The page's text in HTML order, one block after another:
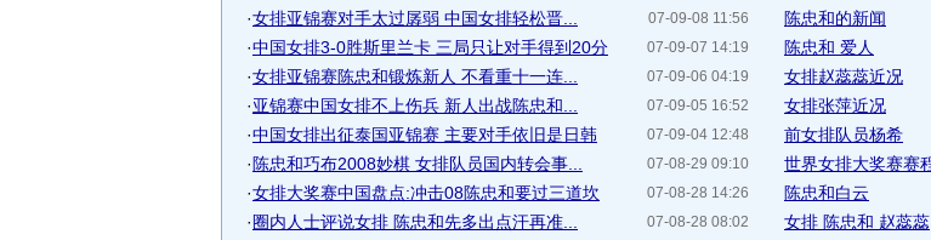
07-09-08 11:56
·女排亚锦赛对手太过孱弱 中国女排轻松晋...
07-09-07 14:19
·中国女排3-0胜斯里兰卡 三局只让对手得到20分
07-09-06 04:19
·女排亚锦赛陈忠和锻炼新人 不看重十一连...
07-09-05 16:52
·亚锦赛中国女排不上伤兵 新人出战陈忠和...
07-09-04 12:48
·中国女排出征泰国亚锦赛 主要对手依旧是日韩
07-08-29 09:10
· 陈忠和巧布2008妙棋 女排队员国内转会事...
07-08-28 14:26
·女排大奖赛中国盘点:冲击08陈忠和要过三道坎
07-08-28 08:02
·圈内人士评说女排 陈忠和先多出点汗再准...
陈忠和的新闻
陈忠和 爱人
女排赵蕊蕊近况
女排张萍近况
前女排队员杨希
世界女排大奖赛赛
陈忠和白云
女排 陈忠和 赵蕊蕊